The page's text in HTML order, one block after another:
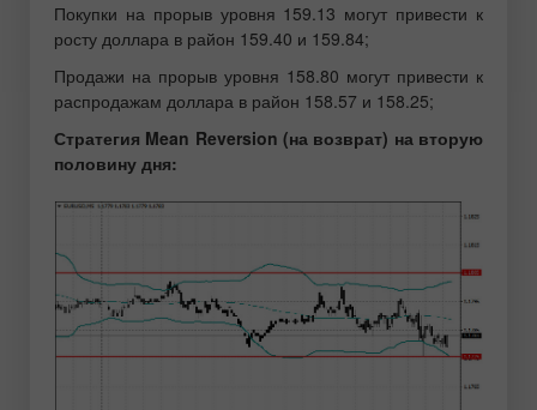
Покупки на прорыв уровня 159.13 могут привести к
росту доллара в район 159.40 и 159.84;
Продажи на прорыв уровня 158.80 могут привести к
распродажам доллара в район 158.57 и 158.25;
Стратегия Mean Reversion (на возврат) на вторую
половину дня: